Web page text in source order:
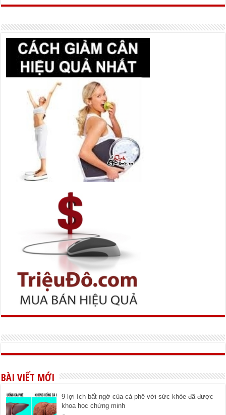
BÀI VIẾT MỚI
9 lợi ích bất ngờ của cà phê với sức khỏe đã được
khoa học chứng minh